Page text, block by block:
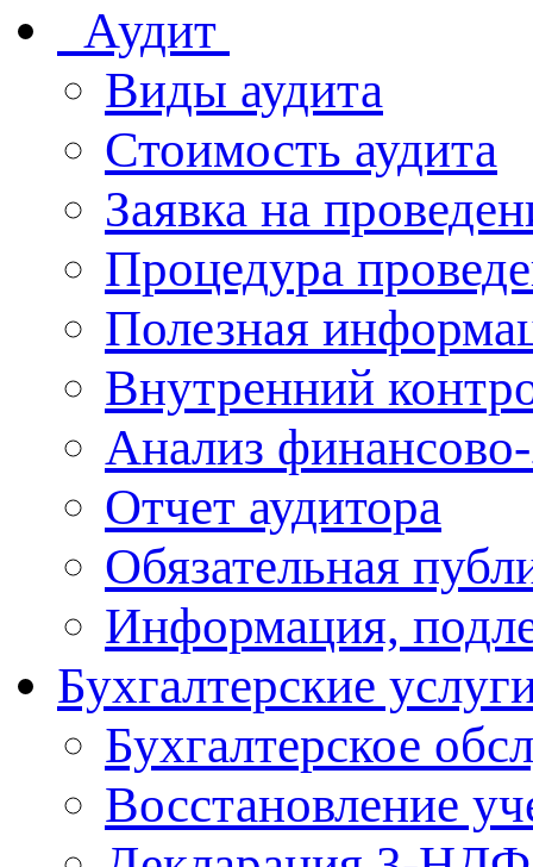
Аудит
Виды аудита
Стоимость аудита
Заявка на
Процедура
Полезная
Внутренний
Анализ
Отчет аудитора
Обязательная
Информация,
Бухгалтерские
Бухгалтерское
Восcтановление